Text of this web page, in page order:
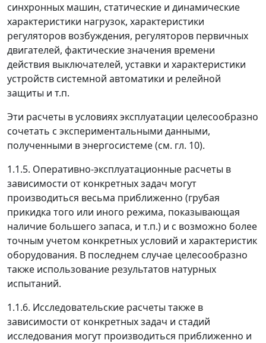
синхронных машин, статические и динамические
характеристики нагрузок, характеристики
регуляторов возбуждения, регуляторов первичных
двигателей, фактические значения времени
действия выключателей, уставки и характеристики
устройств системной автоматики и релейной
защиты и т.п.
Эти расчеты в условиях эксплуатации целесообразно
сочетать с экспериментальными данными,
полученными в энергосистеме (см. гл. 10).
1.1.5. Оперативно-эксплуатационные расчеты в
зависимости от конкретных задач могут
производиться весьма приближенно (грубая
прикидка того или иного режима, показывающая
наличие большего запаса, и т.п.) и с возможно более
точным учетом конкретных условий и характеристик
оборудования. В последнем случае целесообразно
также использование результатов натурных
испытаний.
1.1.6. Исследовательские расчеты также в
зависимости от конкретных задач и стадий
исследования могут производиться приближенно и